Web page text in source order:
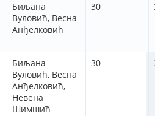
Биљана
Вуловић, Весна
Анђелковић
30
Биљана
Вуловић, Весна
Анђелковић,
Невена
Шимшић
30